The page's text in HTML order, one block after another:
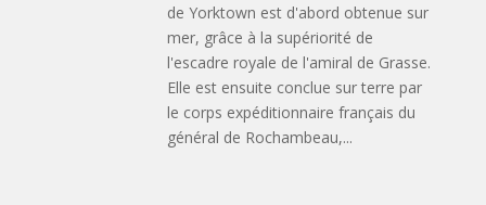
de Yorktown est d'abord obtenue sur
mer, grâce à la supériorité de
l'escadre royale de l'amiral de Grasse.
Elle est ensuite conclue sur terre par
le corps expéditionnaire français du
général de Rochambeau,...